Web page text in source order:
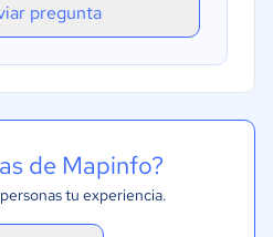
pregunta
de Mapinfo?
tu experiencia.